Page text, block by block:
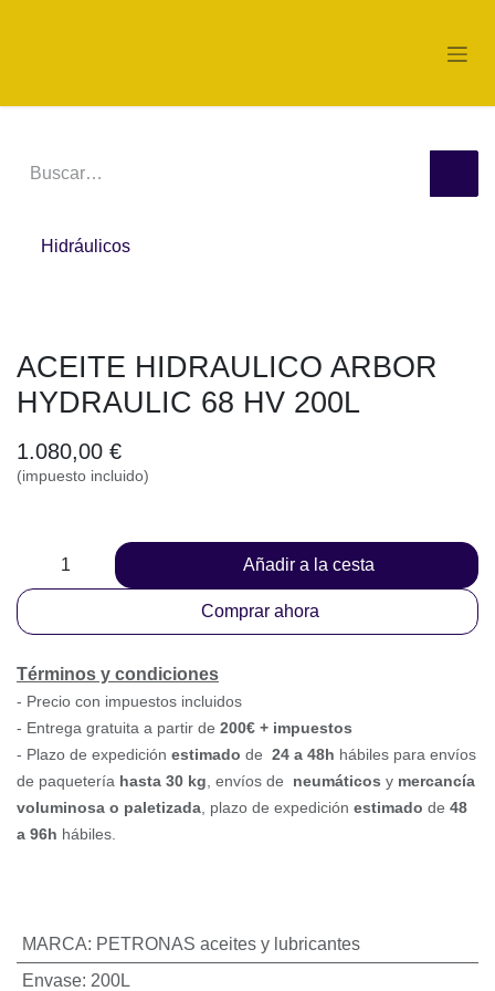
Hidráulicos
ACEITE HIDRAULICO ARBOR HYDRAULIC 68 HV 200L
1.080,00€
(impuesto incluido)
Comprar ahora
Términos y condiciones
- Precio con impuestos incluidos
- Entrega gratuita a partir de
- Plazo de expediciónestimado de 24 a 48h
envíos de paquetería
hasta 30 k g , envíos
de
neumáticos y mercancía voluminosa o paletizada ,
plazo de expedición
estimado de 48 a 96h hábiles.
Envase: 200L
Viscosidad:68